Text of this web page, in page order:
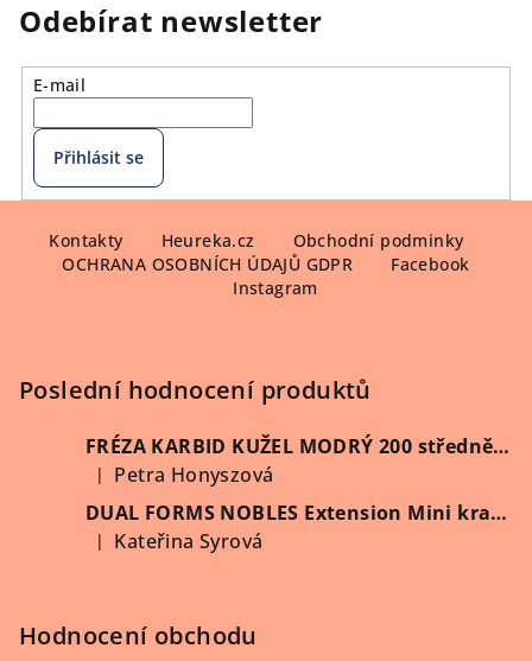
Odebírat newsletter
E-mail
Přihlásit se
Kontakty Heureka.cz
Obchodní podminky
OCHRANA OSOBNÍCH ÚDAJŮ GDPR
Facebook
Instagram
Poslední hodnocení produktů
FRÉZA KARBID KUŽEL MODRÝ 200 středně hrubý (Vybrat průměr)
Hodnocení produktu je 5 z 5 hvězdiček.
|
Petra Honyszová
DUAL FORMS NOBLES Extension Mini kratší 60 ks/krabička
Hodnocení produktu je 5 z 5 hvězdiček.
| Kateřina Syrová
Hodnocení obchodu